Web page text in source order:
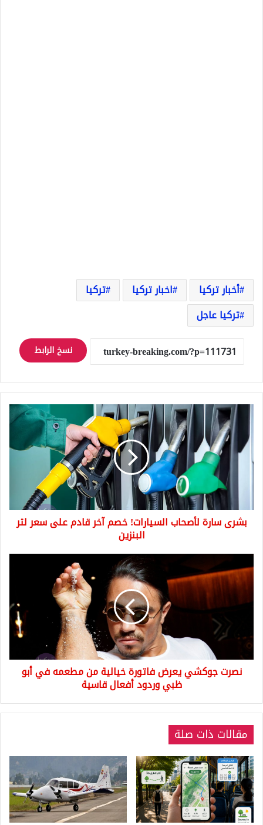
أخبار تركيا اخبار تركيا
تركيا
تركيا عاجل
نسخ الرابط
بشرى
سارة
لأصحاب
السيارات!
خصم
سعر
لتربشرى سارة لأصحاب السيارات! خصم آخر قادم على سعر لتر
البنزين
جوكشي
يعرض
فاتورة
خيالية
مطعمه
في
أبو
ظبي
قاسية
نصرت جوكشي يعرض فاتورة خيالية من مطعمه في أبو
ظبي وردود أفعال قاسية
مقالات ذات صلة